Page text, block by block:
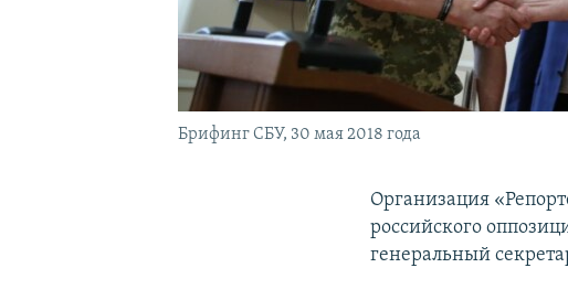
Брифинг СБУ, 30 мая 2018 года
Организация
российского
генеральный